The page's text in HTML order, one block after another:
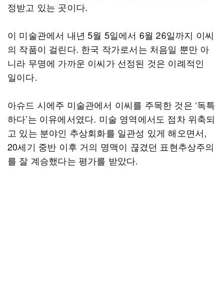
정받고 있는 곳이다.
이 미술관에서 내년 5월 5일에서 6월 26일까지 이씨
의 작품이 걸린다. 한국 작가로서는 처음일 뿐만 아
니라 무명에 가까운 이씨가 선정된 것은 이례적인
일이다.
아슈드 시에주 미술관에서 이씨를 주목한 것은 ‘독특
하다’는 이유에서였다. 미술 영역에서도 점차 위축되
고 있는 분야인 추상회화를 일관성 있게 해오면서,
20세기 중반 이후 거의 명맥이 끊겼던 표현추상주의
를 잘 계승했다는 평가를 받았다.